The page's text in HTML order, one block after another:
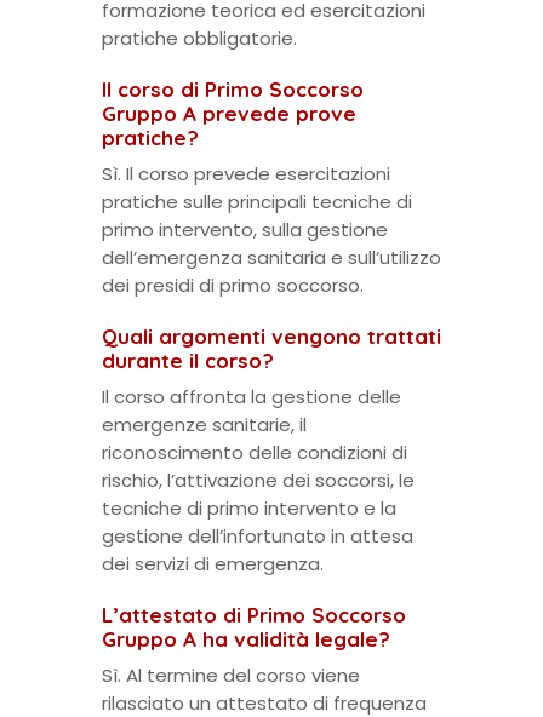
formazione teorica ed esercitazioni
pratiche obbligatorie.
Il corso di Primo Soccorso
Gruppo A prevede prove
pratiche?
Sì. Il corso prevede esercitazioni
pratiche sulle principali tecniche di
primo intervento, sulla gestione
dell’emergenza sanitaria e sull’utilizzo
dei presidi di primo soccorso.
Quali argomenti vengono trattati
durante il corso?
Il corso affronta la gestione delle
emergenze sanitarie, il
riconoscimento delle condizioni di
rischio, l’attivazione dei soccorsi, le
tecniche di primo intervento e la
gestione dell’infortunato in attesa
dei servizi di emergenza.
L’attestato di Primo Soccorso
Gruppo A ha validità legale?
Sì. Al termine del corso viene
rilasciato un attestato di frequenza